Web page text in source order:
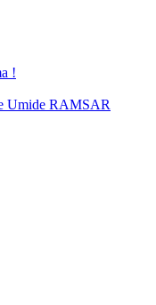
!
Umide RAMSAR